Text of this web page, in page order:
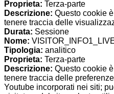
Proprieta: Terza-parte
Descrizione: Questo cookie
tenere traccia delle
Durata: Sessione
Nome:
Tipologia: analitico
Proprieta: Terza-parte
Descrizione: Questo cookie
tenere traccia delle
Youtube incorporati nei siti;